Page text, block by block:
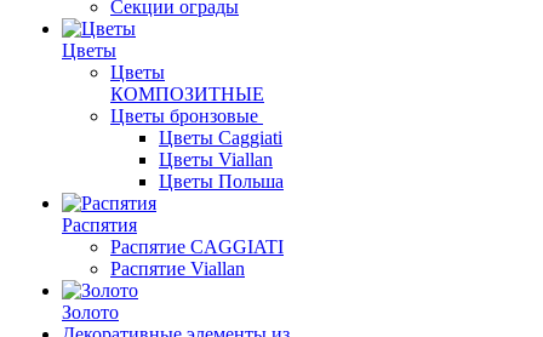
Секции ограды
Цветы
Цветы
КОМПОЗИТНЫЕ
Цветы бронзовые
Цветы Caggiati
Цветы Viallan
Цветы Польша
Распятия
Распятие CAGGIATI
Распятие Viallan
Золото